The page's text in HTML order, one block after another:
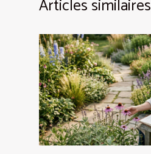
Articles similaires